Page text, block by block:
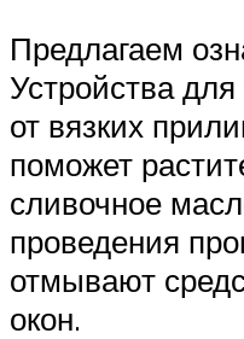
Предлагаем
Устройства
от вязких
поможет
сливочное
проведения
отмывают
окон.